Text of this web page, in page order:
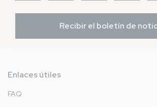
Recibir el boletín de
Enlaces útiles
FAQ